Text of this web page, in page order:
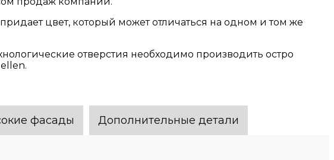
цвет, который может отличаться на одном и том же
отверстия необходимо производить остро
фасады Дополнительные детали